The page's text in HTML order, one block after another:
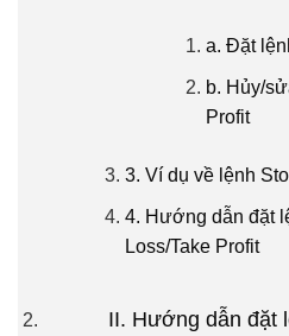
a. Đặt
b. Hủy/
Profit
3. Ví dụ về lệnh
4. Hướng dẫn đặt
Loss/Take Profit
II. Hướng dẫn đặt